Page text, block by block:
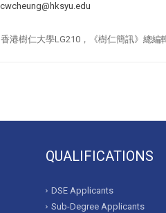
cwcheung@hksyu.edu
港樹仁大學LG210，《樹仁簡訊》總編
QUALIFICATIONS
DSE Applicants
Sub-Degree Applicants